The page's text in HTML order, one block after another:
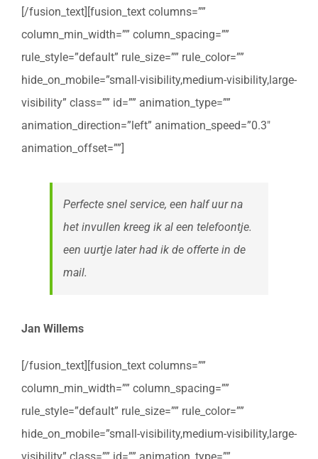
[/fusion_text][fusion_text columns=””
column_min_width=”” column_spacing=””
rule_style=”default” rule_size=”” rule_color=””
hide_on_mobile=”small-visibility,medium-visibility,large-
visibility” class=”” id=”” animation_type=””
animation_direction=”left” animation_speed=”0.3″
animation_offset=””]
Perfecte snel service, een half uur na
het invullen kreeg ik al een telefoontje.
een uurtje later had ik de offerte in de
mail.
Jan Willems
[/fusion_text][fusion_text columns=””
column_min_width=”” column_spacing=””
rule_style=”default” rule_size=”” rule_color=””
hide_on_mobile=”small-visibility,medium-visibility,large-
visibility” class=”” id=”” animation_type=””